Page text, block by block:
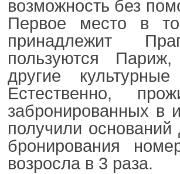
возможность без
Первое место в
принадлежит
пользуются
другие
Естественно,
забронированных в
получили
бронирования
возросла в 3 раза.